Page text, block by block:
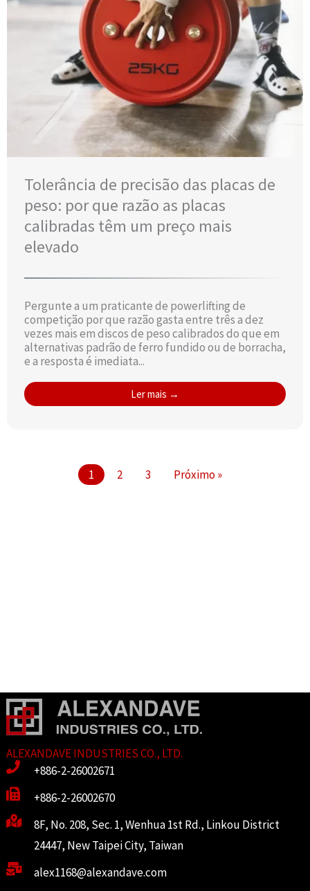
Tolerância de precisão das placas de
peso: por que razão as placas
calibradas têm um preço mais
elevado
Pergunte a um praticante de powerlifting de
competição por que razão gasta entre três a dez
vezes mais em discos de peso calibrados do que em
alternativas padrão de ferro fundido ou de borracha,
e a resposta é imediata...
Ler mais →
1 2 3 Próximo »
ALEXANDAVE INDUSTRIES CO., LTD.
+886-2-26002671
+886-2-26002670
8F, No. 208, Sec. 1, Wenhua 1st Rd., Linkou District
24447, New Taipei City, Taiwan
alex1168@alexandave.com